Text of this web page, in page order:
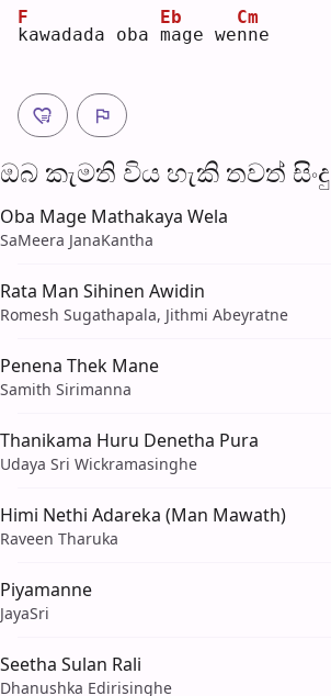
k
F
awadada oba m
Eb
age wen
Cm
ne
ඔබ කැමති විය හැ​කි තව​ත් සිංදු
Oba Mage Mathakaya Wela
SaMeera JanaKantha
Rata Man Sihinen Awidin
Romesh Sugathapala, Jithmi Abeyratne
Penena Thek Mane
Samith Sirimanna
Thanikama Huru Denetha Pura
Udaya Sri Wickramasinghe
Himi Nethi Adareka (Man Mawath)
Raveen Tharuka
Piyamanne
JayaSri
Seetha Sulan Rali
Dhanushka Edirisinghe